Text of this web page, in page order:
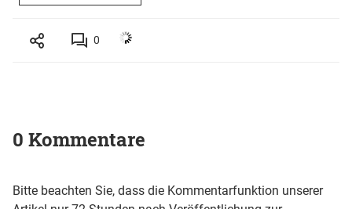
0
0 Kommentare
Bitte beachten Sie, dass die Kommentarfunktion unserer